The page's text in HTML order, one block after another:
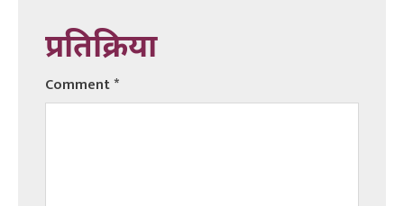
प्रतिक्रिया
Comment*